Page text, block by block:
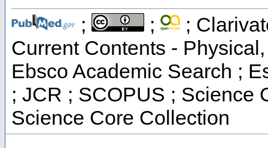
;
;
;
Current Contents -
Ebsco Academic Search ;
; JCR ; SCOPUS ; Science
Science Core Collection